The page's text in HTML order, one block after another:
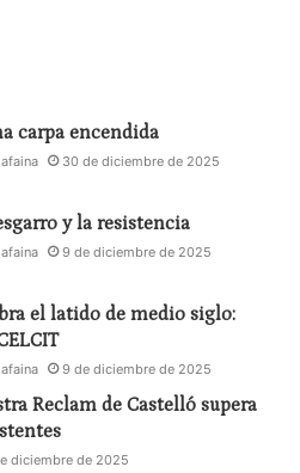
carpa encendida
30 de diciembre de 2025
y la resistencia
9 de diciembre de 2025
el latido de medio siglo:
9 de diciembre de 2025
Reclam de Castelló supera
diciembre de 2025